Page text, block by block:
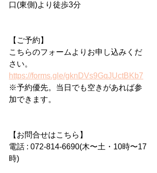
口(東側)より徒歩3分
【ご予約】
こちらのフォームよりお申し込みくだ
さい。
https://forms.gle/gknDVs9GqJUctBKb7
※予約優先。当日でも空きがあれば参
加できます。
【お問合せはこちら】
電話 : 072-814-6690(木〜土・10時〜17
時)